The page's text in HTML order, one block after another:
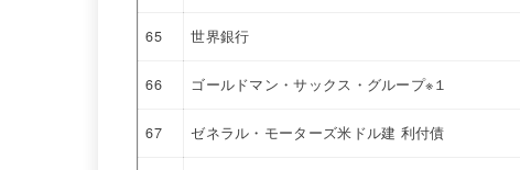
65 世界銀行
66 ゴールドマン・サックス・グループ※１
67 ゼネラル・モーターズ米ドル建 利付債